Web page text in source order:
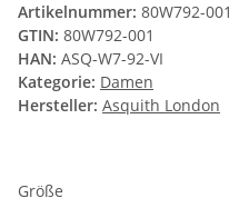
Artikelnummer: 80W792-001
GTIN: 80W792-001
HAN: ASQ-W7-92-VI
Kategorie: Damen
Hersteller: Asquith London
Größe